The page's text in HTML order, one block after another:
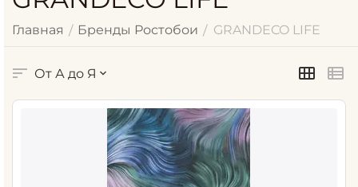
Главная / Бренды Ростобои / GRANDECO LIFE
От А до Я